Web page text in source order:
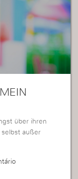
über ihren
selbst außer